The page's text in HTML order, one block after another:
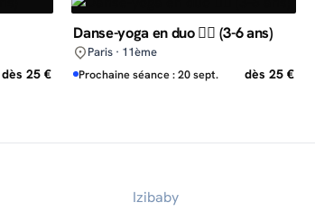
dès 25 €
Danse-yoga en duo 👯‍♂️ (3-6 ans)
Paris · 11ème
Prochaine séance : 20 sept.
dès 25 €
Izibaby